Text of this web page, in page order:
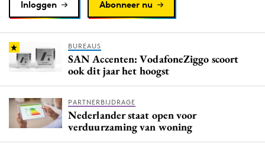
Inloggen Abonneer nu
BUREAUS
SAN Accenten: VodafoneZiggo scoort
ook dit jaar het hoogst
PARTNERBIJDRAGE
Nederlander staat open voor
verduurzaming van woning